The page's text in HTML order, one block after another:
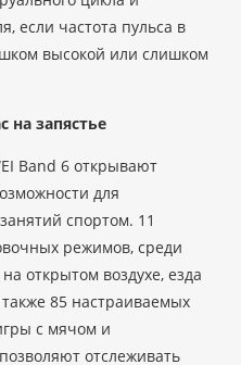
если частота пульса в
высокой или слишком
на запястье
Band 6 открывают
для
спортом. 11
режимов, среди
открытом воздухе, езда
85 настраиваемых
с мячом и
отслеживать